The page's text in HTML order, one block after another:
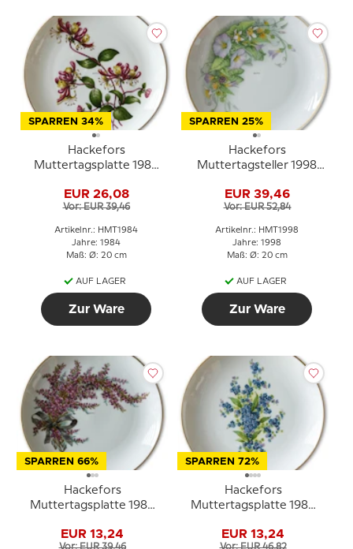
SPARREN 34%
Hackefors
Muttertagsplatte 1984
EUR 26,08
Vor: EUR 39,46
Artikelnr.: HMT1984
Jahre: 1984
Maß: Ø: 20 cm
AUF LAGER
Zur Ware
SPARREN 25%
Hackefors
Muttertagsteller 1998
Golddekoration
EUR 39,46
Vor: EUR 52,84
Artikelnr.: HMT1998
Jahre: 1998
Maß: Ø: 20 cm
AUF LAGER
Zur Ware
SPARREN 66%
Hackefors
Muttertagsplatte 1982
EUR 13,24
Vor: EUR 39,46
SPARREN 72%
Hackefors
Muttertagsplatte 1980
Goldrand
EUR 13,24
Vor: EUR 46,82